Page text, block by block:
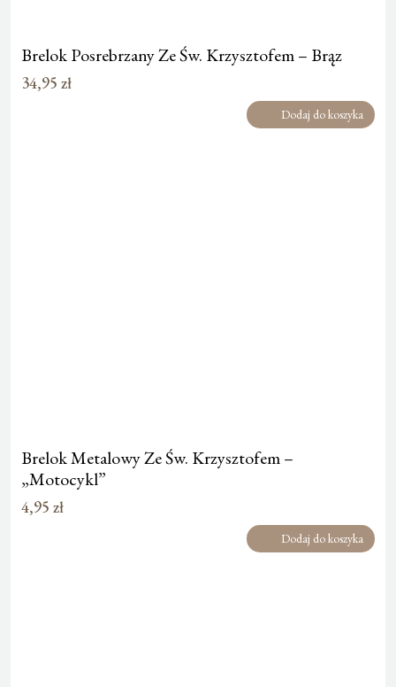
Brelok Posrebrzany Ze Św. Krzysztofem – Brąz
34,95 zł
Dodaj do koszyka
Brelok Metalowy Ze Św. Krzysztofem –
„Motocykl”
4,95 zł
Dodaj do koszyka